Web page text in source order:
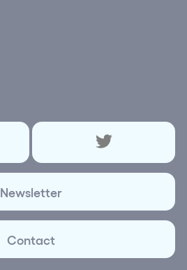
Newsletter
Contact